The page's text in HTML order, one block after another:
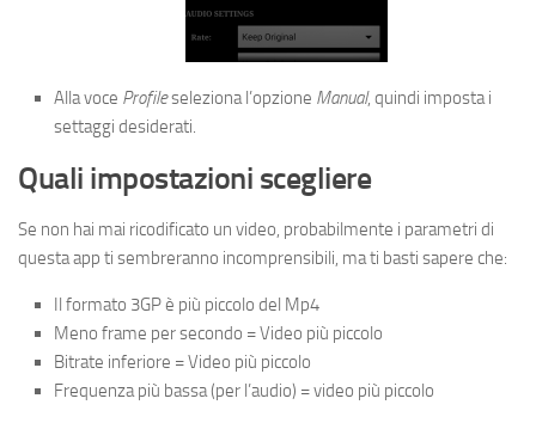
Alla voce Profileseleziona l’opzione Manual, quindi imposta i
settaggi desiderati.
Quali impostazioni scegliere
Se non hai mai ricodificato un video, probabilmente i parametri di
questa app ti sembreranno incomprensibili, ma ti basti sapere che:
Il formato 3GP è più piccolo del Mp4
Meno frame per secondo = Video più piccolo
Bitrate inferiore = Video più piccolo
Frequenza più bassa (per l’audio) = video più piccolo